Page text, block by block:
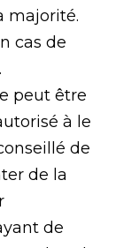
majorité.
cas de
peut être
à le
de
de la
de